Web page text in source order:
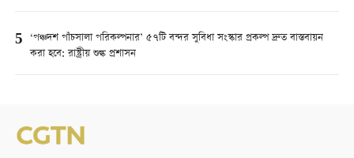
5 ‘পঞ্চদশ পাঁচসালা পরিকল্পনার’ ৫৭টি বন্দর সুবিধা সংস্কার প্রকল্প দ্রুত বাস্তবায়ন
করা হবে: রাষ্ট্রীয় শুল্ক প্রশাসন